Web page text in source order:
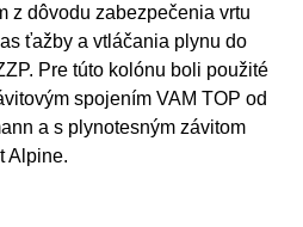
z dôvodu zabezpečenia vrtu
ťažby a vtláčania plynu do
Pre túto kolónu boli použité
spojením VAM TOP od
a s plynotesným závitom
Alpine.